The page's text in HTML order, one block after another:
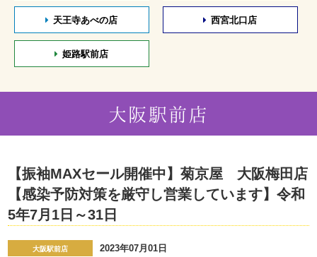
天王寺あべの店 西宮北口店
姫路駅前店
大阪駅前店
【振袖MAXセール開催中】菊京屋 大阪梅田店
【感染予防対策を厳守し営業しています】令和
5年7月1日～31日
大阪駅前店 2023年07月01日